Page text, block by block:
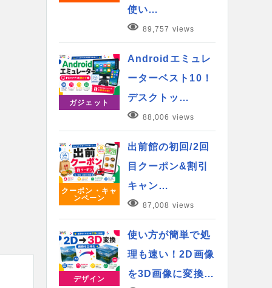
使い…
89,757 views
ガジェット
Androidエミュレ
ーターベスト10！
デスクトッ…
88,006 views
クーポン・キャ
ンペーン
出前館の初回/2回
目クーポン&割引
キャン…
87,008 views
デザイン
使い方が簡単で処
理も速い！2D画像
を3D画像に変換…